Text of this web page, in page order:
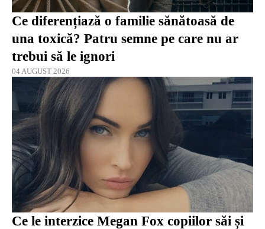
Ce diferențiază o familie sănătoasă de
una toxică? Patru semne pe care nu ar
trebui să le ignori
04 AUGUST 2026
Ce le interzice Megan Fox copiilor săi și